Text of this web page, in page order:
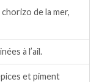
de la mer,
à l’ail.
et piment